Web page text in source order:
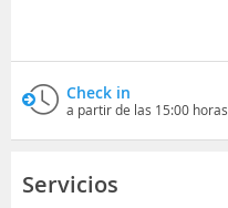
Check in
a partir de las 15:00 horas
Servicios